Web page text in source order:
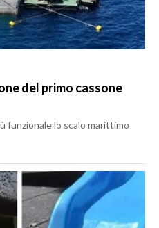
del primo cassone
funzionale lo scalo marittimo